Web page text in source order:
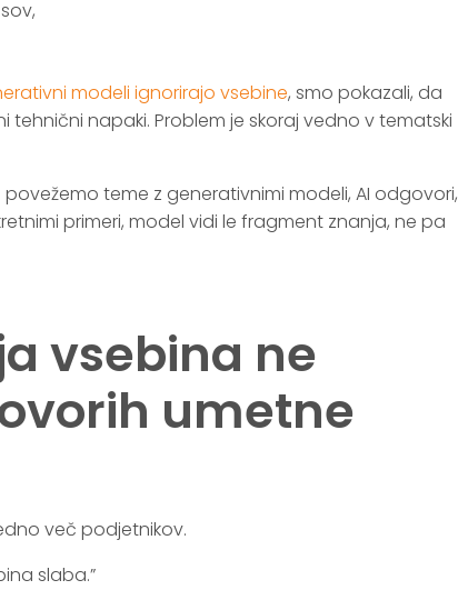
modeli ignorirajo vsebine, smo pokazali, da
tehnični napaki. Problem je skoraj vedno v tematski
teme z generativnimi modeli, AI odgovori,
primeri, model vidi le fragment znanja, ne pa
vsebina ne
umetne
več podjetnikov.
slaba.”